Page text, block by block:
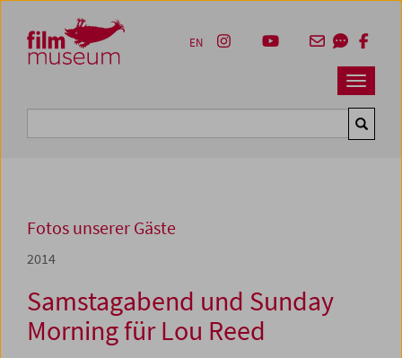
Zum Inhalt
Zum Hauptmenü
Zur Servicenavigation
Zum Suche
Navbar
EN
Fotos unserer Gäste
2014
Samstagabend und Sunday
Morning für Lou Reed